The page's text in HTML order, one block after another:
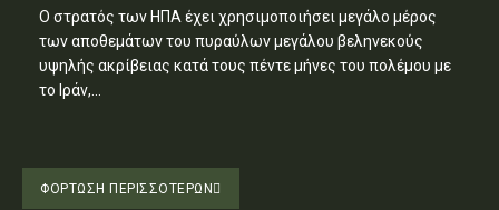
Ο στρατός των ΗΠΑ έχει χρησιμοποιήσει μεγάλο μέρος
των αποθεμάτων του πυραύλων μεγάλου βεληνεκούς
υψηλής ακρίβειας κατά τους πέντε μήνες του πολέμου με
το Ιράν,...
ΦΌΡΤΩΣΗ ΠΕΡΙΣΣΟΤΈΡΩΝ